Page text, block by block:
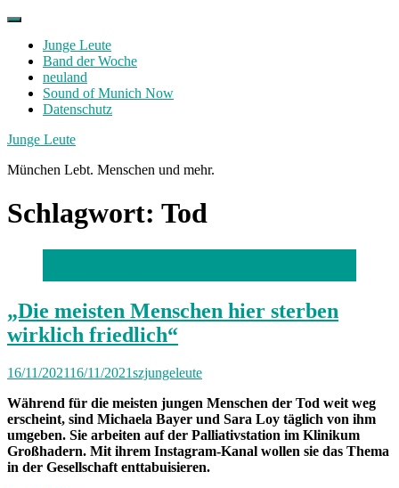
Skip
contentJunge Leute
Band der Woche
neuland
Sound of Munich Now
Datenschutz
Facebook
Twitter
Instagram
Junge Leute
München Lebt. Menschen und mehr.
Schlagwort: Tod
„Die meisten Menschen hier sterben
wirklich friedlich“
16/11/202116/11/2021szjungeleute
Während für die meisten jungen Menschen der Tod weit weg
erscheint, sind Michaela Bayer und Sara Loy täglich von ihm
umgeben. Sie arbeiten auf der Palliativstation im Klinikum
Großhadern. Mit ihrem Instagram-Kanal wollen sie das Thema
in der Gesellschaft enttabuisieren.